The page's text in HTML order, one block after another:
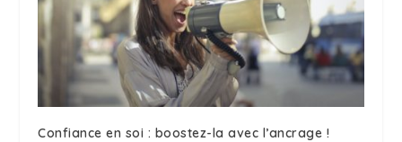
Confiance en soi : boostez-la avec l’ancrage !